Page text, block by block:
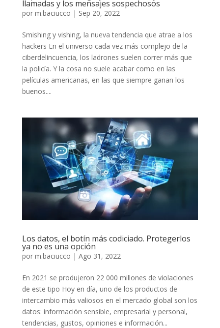
llamadas y los mensajes sospechosos
por m.baciucco | Sep 20, 2022
Smishing y vishing, la nueva tendencia que atrae a los
hackers En el universo cada vez más complejo de la
ciberdelincuencia, los ladrones suelen correr más que
la policía. Y la cosa no suele acabar como en las
películas americanas, en las que siempre ganan los
buenos....
Los datos, el botín más codiciado. Protegerlos
ya no es una opción
por m.baciucco | Ago 31, 2022
En 2021 se produjeron 22 000 millones de violaciones
de este tipo Hoy en día, uno de los productos de
intercambio más valiosos en el mercado global son los
datos: información sensible, empresarial y personal,
tendencias, gustos, opiniones e información...